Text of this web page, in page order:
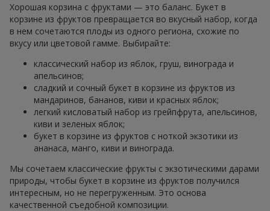
Хорошая корзина с фруктами — это баланс. Букет в
корзине из фруктов превращается во вкусный набор, когда
в нем сочетаются плоды из одного региона, схожие по
вкусу или цветовой гамме. Выбирайте:
классический набор из яблок, груш, винограда и
апельсинов;
сладкий и сочный букет в корзине из фруктов из
мандаринов, бананов, киви и красных яблок;
легкий кисловатый набор из грейпфрута, апельсинов,
киви и зеленых яблок;
букет в корзине из фруктов с ноткой экзотики из
ананаса, манго, киви и винограда.
Мы сочетаем классические фрукты с экзотическими дарами
природы, чтобы букет в корзине из фруктов получился
интересным, но не перегруженным. Это основа
качественной съедобной композиции.